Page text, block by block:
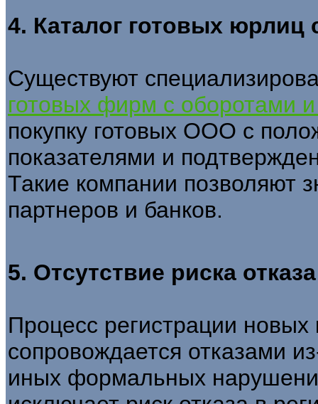
4. Каталог готовых юрлиц
Существуют
готовых фирм с оборотами
покупку готовых ООО с
показателями и
Такие компании позволяют
партнеров и банков.
5. Отсутствие риска
Процесс регистрации новых
сопровождается отказами
иных формальных